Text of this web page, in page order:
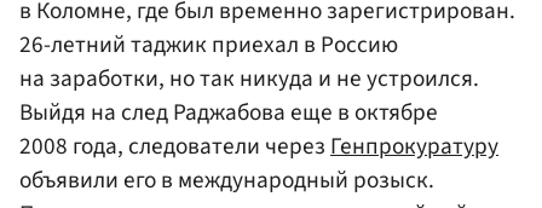
в Коломне, где был временно зарегистрирован.
26-летний таджик приехал в Россию
на заработки, но так никуда и не устроился.
Выйдя на след Раджабова еще в октябре
2008 года, следователи черезГенпрокуратуру
объявили его в международный розыск.